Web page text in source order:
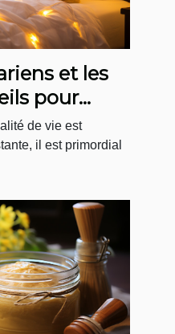
et les
pour
de votre
de vie est
il est primordial